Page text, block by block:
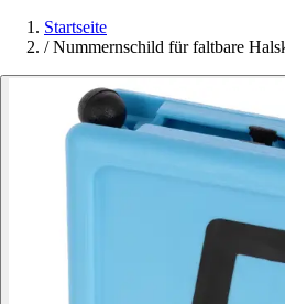
Startseite
/ Nummernschild für faltbare